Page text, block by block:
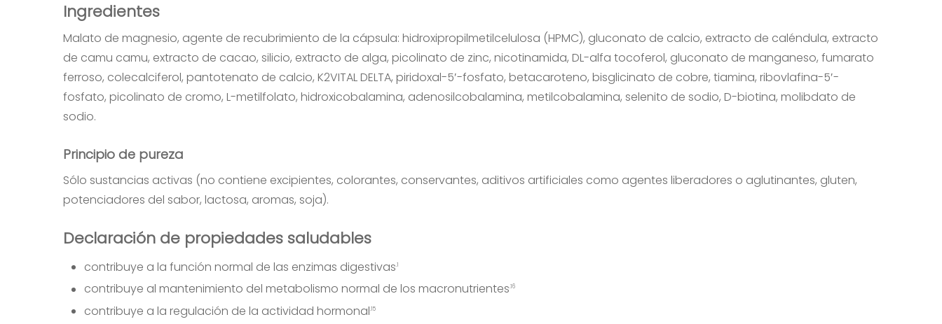
Ingredientes
Malato de magnesio, agente de recubrimiento de la cápsula: hidroxipropilmetilcelulosa (HPMC), gluconato de calcio, extracto de caléndula, extracto
de camu camu, extracto de cacao, silicio, extracto de alga, picolinato de zinc, nicotinamida, DL-alfa tocoferol, gluconato de manganeso, fumarato
ferroso, colecalciferol, pantotenato de calcio, K2VITAL DELTA, piridoxal-5′-fosfato, betacaroteno, bisglicinato de cobre, tiamina, ribovlafina-5′-
fosfato, picolinato de cromo, L-metilfolato, hidroxicobalamina, adenosilcobalamina, metilcobalamina, selenito de sodio, D-biotina, molibdato de
sodio.
Principio de pureza
Sólo sustancias activas (no contiene excipientes, colorantes, conservantes, aditivos artificiales como agentes liberadores o aglutinantes, gluten,
potenciadores del sabor, lactosa, aromas, soja).
Declaración de propiedades saludables
contribuye a la función normal de las enzimas digestivas.1
contribuye al mantenimiento del metabolismo normal de los macronutrientes.16
contribuye a la regulación de la actividad hormonal.15